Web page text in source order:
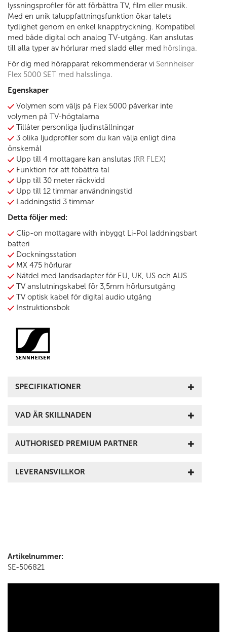
lyssningsprofiler för att förbättra TV, film eller musik.
Med en unik taluppfattningsfunktion ökar talets
tydlighet genom en enkel knapptryckning. Kompatibel
med både digital och analog TV-utgång. Kan anslutas
till alla typer av hörlurar med sladd eller med hörslinga.
För dig med hörapparat rekommenderar vi Sennheiser
Flex 5000 SET med halsslinga.
Egenskaper
Volymen som väljs på Flex 5000 påverkar inte
volymen på TV-högtalarna
Tillåter personliga ljudinställningar
3 olika ljudprofiler som du kan välja enligt dina
önskemål
Upp till 4 mottagare kan anslutas (RR FLEX)
Funktion för att föbättra tal
Upp till 30 meter räckvidd
Upp till 12 timmar användningstid
Laddningstid 3 timmar
Detta följer med:
Clip-on mottagare with inbyggt Li-Pol laddningsbart
batteri
Dockningsstation
MX 475 hörlurar
Nätdel med landsadapter för EU, UK, US och AUS
TV anslutningskabel för 3,5mm hörlursutgång
TV optisk kabel för digital audio utgång
Instruktionsbok
SPECIFIKATIONER
VAD ÄR SKILLNADEN
AUTHORISED PREMIUM PARTNER
LEVERANSVILLKOR
Artikelnummer:
SE-506821